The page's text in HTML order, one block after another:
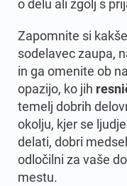
o delu ali zgolj s
Zapomnite si
sodelavec zaupa,
in ga omenite ob
opazijo, ko jih
temelj dobrih
okolju, kjer se
delati, dobri
odločilni za vaše
mestu.